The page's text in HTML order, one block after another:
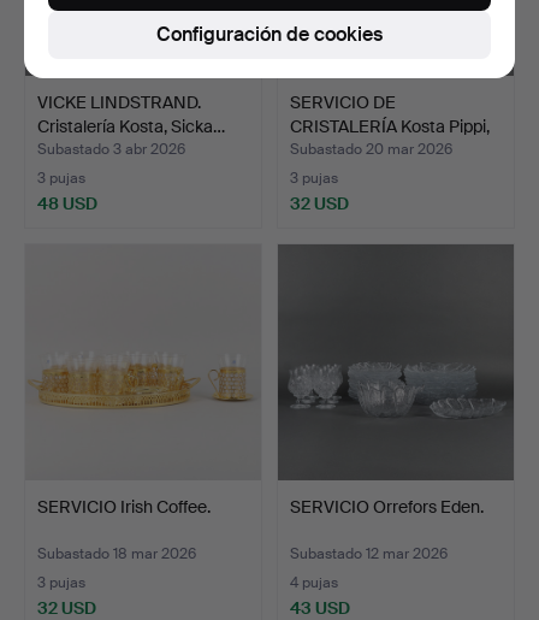
VICKE LINDSTRAND.
Cristalería Kosta, Sicka…
Subastado 3 abr 2026
3 pujas
48 USD
SERVICIO DE
CRISTALERÍA Kosta Pippi,
Walte…
Subastado 20 mar 2026
3 pujas
32 USD
SERVICIO Irish Coffee.
Subastado 18 mar 2026
3 pujas
32 USD
SERVICIO Orrefors Eden.
Subastado 12 mar 2026
4 pujas
43 USD
Configuración de cookies